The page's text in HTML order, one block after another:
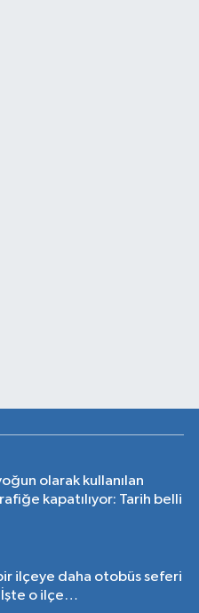
olarak kullanılan
kapatılıyor: Tarih belli
ilçeye daha otobüs seferi
İşte o ilçe…